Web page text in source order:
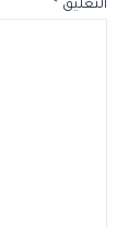
التعليق *